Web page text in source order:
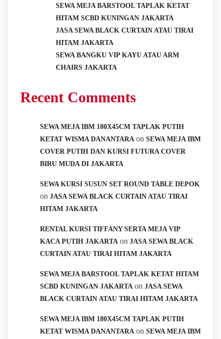
SEWA MEJA BARSTOOL TAPLAK KETAT
HITAM SCBD KUNINGAN JAKARTA
JASA SEWA BLACK CURTAIN ATAU TIRAI
HITAM JAKARTA
SEWA BANGKU VIP KAYU ATAU ARM
CHAIRS JAKARTA
Recent Comments
SEWA MEJA IBM 180X45CM TAPLAK PUTIH
KETAT WISMA DANANTARA on SEWA MEJA IBM
COVER PUTIH DAN KURSI FUTURA COVER
BIRU MUDA DI JAKARTA
SEWA KURSI SUSUN SET ROUND TABLE DEPOK
on JASA SEWA BLACK CURTAIN ATAU TIRAI
HITAM JAKARTA
RENTAL KURSI TIFFANY SERTA MEJA VIP
KACA PUTIH JAKARTA on JASA SEWA BLACK
CURTAIN ATAU TIRAI HITAM JAKARTA
SEWA MEJA BARSTOOL TAPLAK KETAT HITAM
SCBD KUNINGAN JAKARTA on JASA SEWA
BLACK CURTAIN ATAU TIRAI HITAM JAKARTA
SEWA MEJA IBM 180X45CM TAPLAK PUTIH
KETAT WISMA DANANTARA on SEWA MEJA IBM